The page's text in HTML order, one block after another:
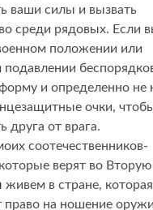
ваши силы и вызвать
среди рядовых. Если
положении или
подавлении
и определенно не
очки,
друга от врага.
соотечественников-
верят во Вторую
живем в стране, которая
право на ношение